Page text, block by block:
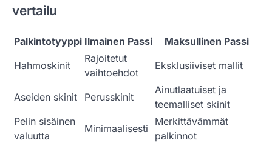
vertailu
Palkintotyyppi Ilmainen Passi
Maksullinen Passi
Hahmoskinit
Rajoitetut
vaihtoehdot
Eksklusiiviset mallit
Aseiden skinit Perusskinit
Ainutlaatuiset ja
teemalliset skinit
Pelin sisäinen
valuutta
Minimaalisesti
Merkittävämmät
palkinnot